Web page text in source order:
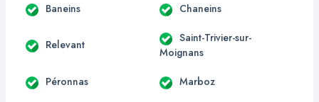
Baneins Chaneins
Relevant
Saint-Trivier-sur-
Moignans
Péronnas Marboz